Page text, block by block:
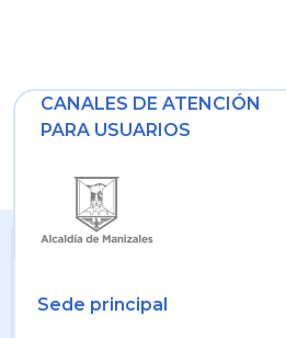
CANALES DE ATENCIÓN
PARA USUARIOS
Sede principal